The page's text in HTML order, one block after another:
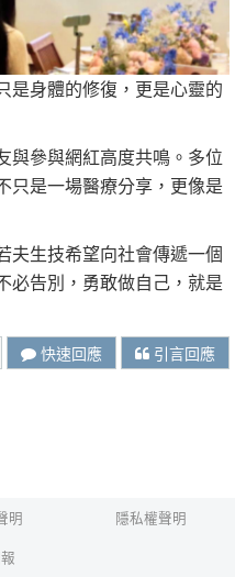
是身體的修復，更是心靈的
與參與網紅高度共鳴。多位
只是一場醫療分享，更像是
夫生技希望向社會傳遞一個
必告別，勇敢做自己，就是
快速回應 引言回應
明
隱私權聲明